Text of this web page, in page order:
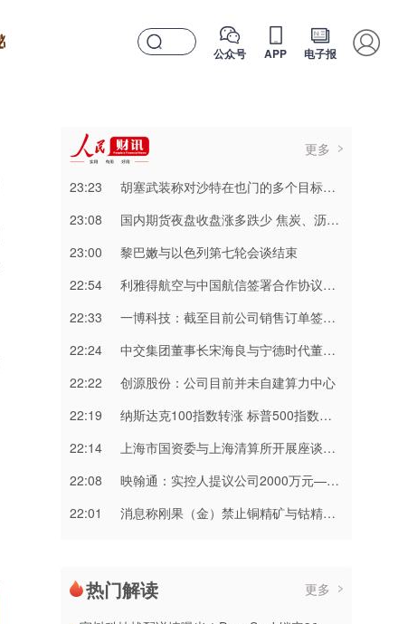
公众号 APP 电子报
更多
23:23
胡塞武装称对沙特在也门的多个目标实施打击
23:08
国内期货夜盘收盘涨多跌少 焦炭、沥青涨超2%
23:00
黎巴嫩与以色列第七轮会谈结束
22:54
利雅得航空与中国航信签署合作协议加强互联互通
22:33
一博科技：截至目前公司销售订单签单金额同比增长超过70%
22:24
中交集团董事长宋海良与宁德时代董事长曾毓群举行会谈
22:22
创源股份：公司目前并未自建算力中心
22:19
纳斯达克100指数转涨 标普500指数涨0.2%
22:14
上海市国资委与上海清算所开展座谈交流
22:08
映翰通：实控人提议公司2000万元—3000万元回购股份
22:01
消息称刚果（金）禁止铜精矿与钴精矿出口 上市公司回应
热门解读 更多